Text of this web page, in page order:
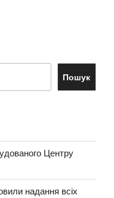
Пошук
Центру
надання всіх